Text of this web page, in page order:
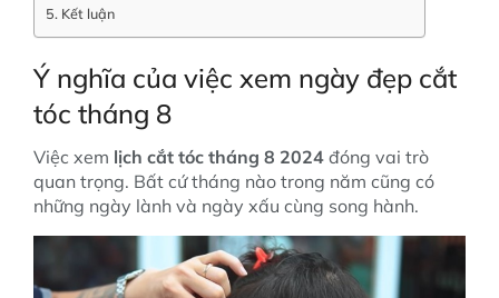
Kết luận
Ý nghĩa của việc xem ngày đẹp cắt
tóc tháng 8
Việc xem lịch cắt tóc tháng 8 2024 đóng vai trò
quan trọng. Bất cứ tháng nào trong năm cũng có
những ngày lành và ngày xấu cùng song hành.